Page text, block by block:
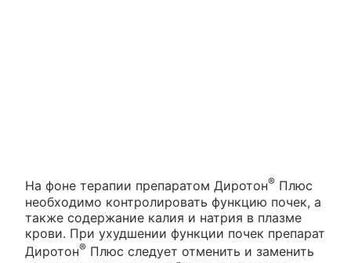
На фоне терапии препаратом Диротон® Плюс
необходимо контролировать функцию почек, а
также содержание калия и натрия в плазме
крови. При ухудшении функции почек препарат
Диротон® Плюс следует отменить и заменить